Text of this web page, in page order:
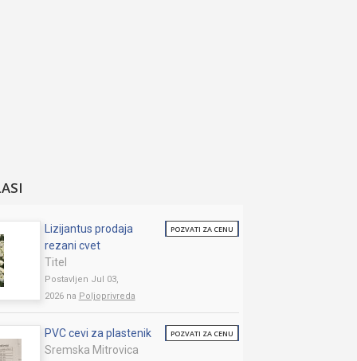
Lizijantus prodaja
rezani cvet
Titel
Postavljen Jul 03,
2026 na Poljoprivreda
POZVATI ZA CENU
PVC cevi za plastenik
Sremska Mitrovica
POZVATI ZA CENU